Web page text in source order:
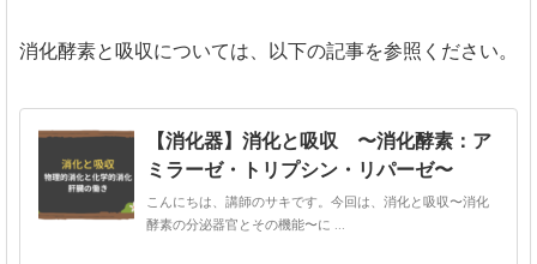
消化酵素と吸収については、以下の記事を参照ください。
【消化器】消化と吸収 〜消化酵素：ア
ミラーゼ・トリプシン・リパーゼ〜
こんにちは、講師のサキです。今回は、消化と吸収〜消化
酵素の分泌器官とその機能〜に ...